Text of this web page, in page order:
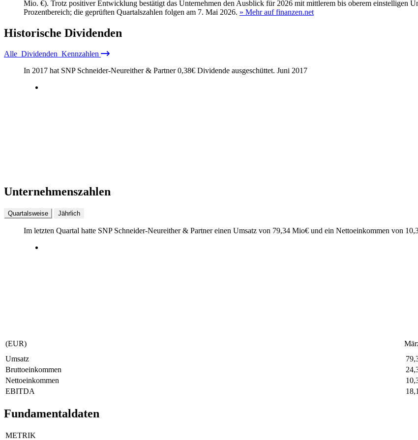
Mio. €). Trotz positiver Entwicklung bestätigt das Unternehmen den Ausblick für 2026 mit mittlerem bis oberem einstelligen
Prozentbereich; die geprüften Quartalszahlen folgen am 7. Mai 2026. » Mehr auf finanzen.net
Historische Dividenden
Alle Dividenden Kennzahlen
In 2017 hat SNP Schneider-Neureither & Partner0,38€ Dividende ausgeschüttet. Juni 2017
Unternehmenszahlen
Quartalsweise Jährlich
Im letzten Quartal hatte SNP Schneider-Neureither & Partner einen Umsatz von 79,34 Mio€ und ein Nettoeinkommen von
(EUR)
Umsatz
Bruttoeinkommen
Nettoeinkommen
EBITDA
Fundamentaldaten
METRIK